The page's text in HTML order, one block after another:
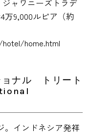
ャワニーズトラデ
9,000ルピア（約
home.html
ナル トリート
。インドネシア発祥